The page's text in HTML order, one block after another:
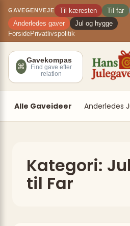
Spring
indhold
GAVEGENVEJE Til kæresten Til far
Anderledes gaver
Jul og hygge
ForsidePrivatlivspolitik
⌘
Gavekompas
Find gave efter
relation
Alle Gaveideer Anderledes
Kategori:
til Far